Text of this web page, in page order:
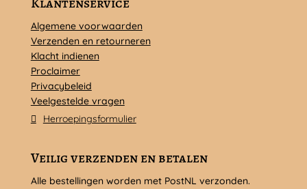
Algemene voorwaarden
Verzenden en retourneren
Klacht indienen
Proclaimer
Privacybeleid
Veelgestelde vragen
Herroepingsformulier
Veilig verzenden en betalen
Alle bestellingen worden met PostNL verzonden.